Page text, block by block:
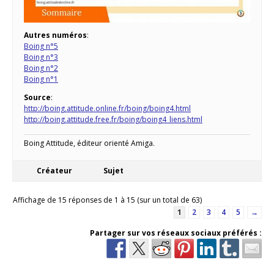
Autres numéros:
Boing n°5
Boing n°3
Boing n°2
Boing n°1
Source:
http://boing.attitude.online.fr/boing/boing4.html
http://boing.attitude.free.fr/boing/boing4_liens.html
Boing Attitude, éditeur orienté Amiga.
Créateur Sujet
Affichage de 15 réponses de 1 à 15 (sur un total de 63)
1
2 3 4 5
→
Partager sur vos réseaux sociaux préférés :